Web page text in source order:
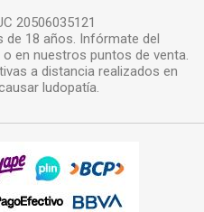
20506035121
18 años. Infórmate del
o en nuestros puntos de venta.
a distancia realizados en
ludopatía.